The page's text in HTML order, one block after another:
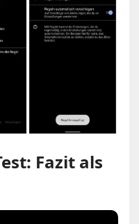
Fazit als